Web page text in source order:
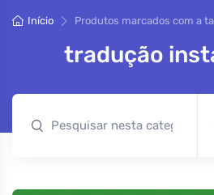
Início Produtos marcados com a
tradução